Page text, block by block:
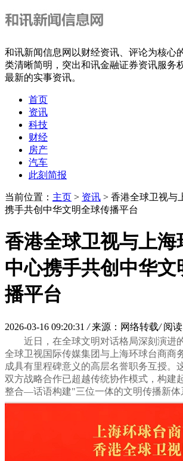
和讯新闻信息网以财经资讯、评论为核心
类清晰简明，突出和讯金融证券资讯服务
最新的实事资讯。
首页
资讯
科技
财经
房产
汽车
此刻简报
当前位置： 主页 > 资讯 > 香港全球卫视与
携手共创中华文明全球传播平台
香港全球卫视与上海
中心携手共创中华文
播平台
2026-03-16 09:20:31 / 来源：网络转载/ 阅读
近日，在全球文明对话格局深刻演进
全球卫视国际传媒集团与上海环球台商商
成具有里程碑意义的高层名誉职务互授。
双方战略合作已超越传统协作模式，构
整合—话语构建"三位一体的文明传播新体